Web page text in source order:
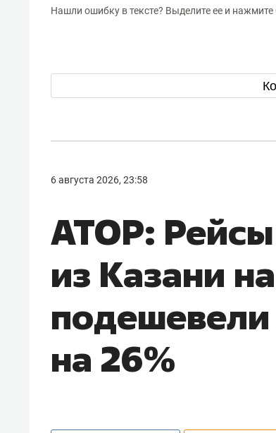
Нашли ошибку в тексте? Выделите ее и нажмите
6 августа 2026, 23:58
АТОР:
из Казани
на 26%